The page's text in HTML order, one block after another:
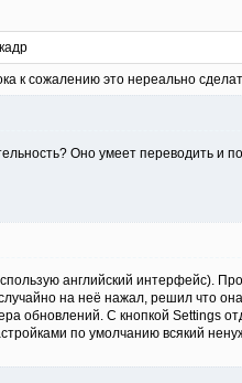
к сожалению это нереально
Оно умеет переводить и
английский интерфейс).
на неё нажал, решил что
обновлений. С кнопкой Settings
по умолчанию всякий